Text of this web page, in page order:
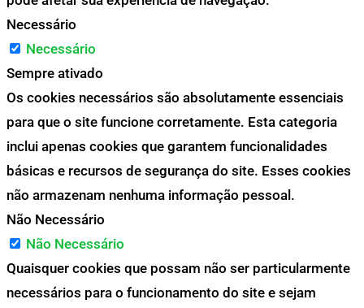
Necessário
Necessário
Sempre ativado
Os cookies necessários são absolutamente essenciais
para que o site funcione corretamente. Esta categoria
inclui apenas cookies que garantem funcionalidades
básicas e recursos de segurança do site. Esses cookies
não armazenam nenhuma informação pessoal.
Não Necessário
Não Necessário
Quaisquer cookies que possam não ser particularmente
necessários para o funcionamento do site e sejam